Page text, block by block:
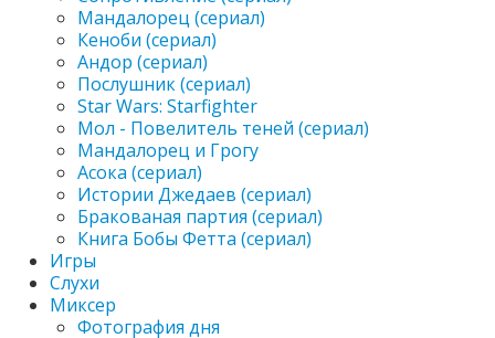
Мандалорец (сериал)
Кеноби (сериал)
Андор (сериал)
Послушник (сериал)
Star Wars: Starfighter
Мол - Повелитель теней (сериал)
Мандалорец и Грогу
Асока (сериал)
Истории Джедаев (сериал)
Бракованая партия (сериал)
Книга Бобы Фетта (сериал)
Игры
Слухи
Миксер
Фотография дня